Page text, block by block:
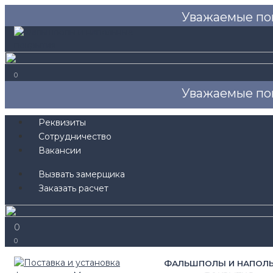
Уважаемые
0
Уважаемые
Реквизиты
Сотрудничество
Вакансии
Вызвать замерщика
Заказать расчет
0
0
ФАЛЬШПОЛЫ И